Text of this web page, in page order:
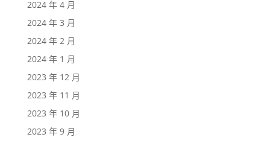
2024 年 4 月
2024 年 3 月
2024 年 2 月
2024 年 1 月
2023 年 12 月
2023 年 11 月
2023 年 10 月
2023 年 9 月